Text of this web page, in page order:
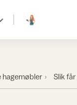
hagemøbler Slik